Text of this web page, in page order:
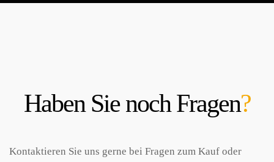
Haben Sie noch Fragen?
Kontaktieren Sie uns gerne bei Fragen zum Kauf oder